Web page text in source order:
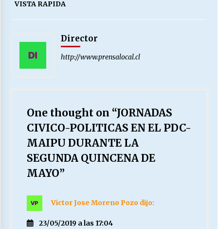
VISTA RAPIDA
Director
http://www.prensalocal.cl
One thought on “JORNADAS
CIVICO-POLITICAS EN EL PDC-
MAIPU DURANTE LA
SEGUNDA QUINCENA DE
MAYO”
Victor Jose Moreno Pozo dijo:
23/05/2019 a las 17:04